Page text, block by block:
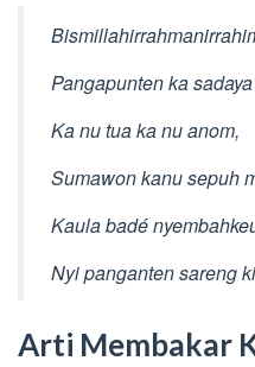
Pangapunten ka sadaya
Ka nu tua ka nu anom,
Sumawon kanu sepuh
Kaula badé
Nyi panganten sareng
Arti Membakar